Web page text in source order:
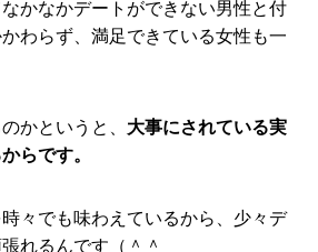
かなかデートができない男性と付
わらず、満足できている女性も一
かというと、 大事にされている実
らです。
々でも味わえているから、少々デ
れるんです（＾＾